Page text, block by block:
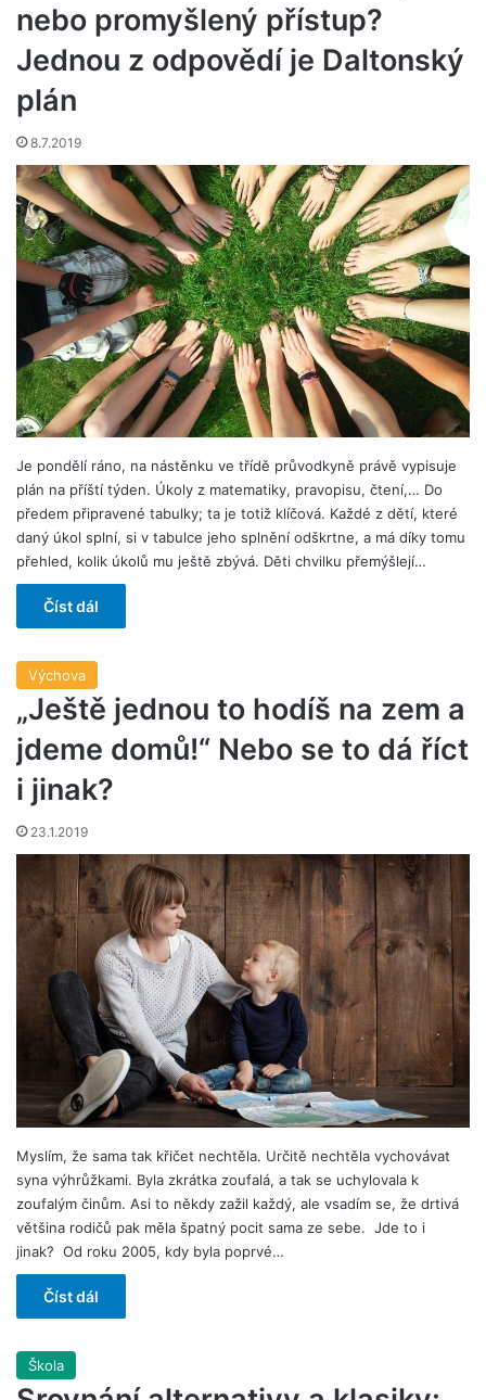
nebo promyšlený přístup?
Jednou z odpovědí je Daltonský
plán
8.7.2019
Je pondělí ráno, na nástěnku ve třídě průvodkyně právě vypisuje
plán na příští týden. Úkoly z matematiky, pravopisu, čtení,… Do
předem připravené tabulky; ta je totiž klíčová. Každé z dětí, které
daný úkol splní, si v tabulce jeho splnění odškrtne, a má díky tomu
přehled, kolik úkolů mu ještě zbývá. Děti chvilku přemýšlejí…
Číst dál
Výchova
„Ještě jednou to hodíš na zem a
jdeme domů!“ Nebo se to dá říct
i jinak?
23.1.2019
Myslím, že sama tak křičet nechtěla. Určitě nechtěla vychovávat
syna výhrůžkami. Byla zkrátka zoufalá, a tak se uchylovala k
zoufalým činům. Asi to někdy zažil každý, ale vsadím se, že drtivá
většina rodičů pak měla špatný pocit sama ze sebe. Jde to i
jinak? Od roku 2005, kdy byla poprvé…
Číst dál
Škola